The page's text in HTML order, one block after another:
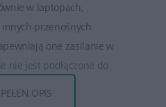
w laptopach,
przenośnych
one zasilanie w
nie jest podłączone do
OPIS